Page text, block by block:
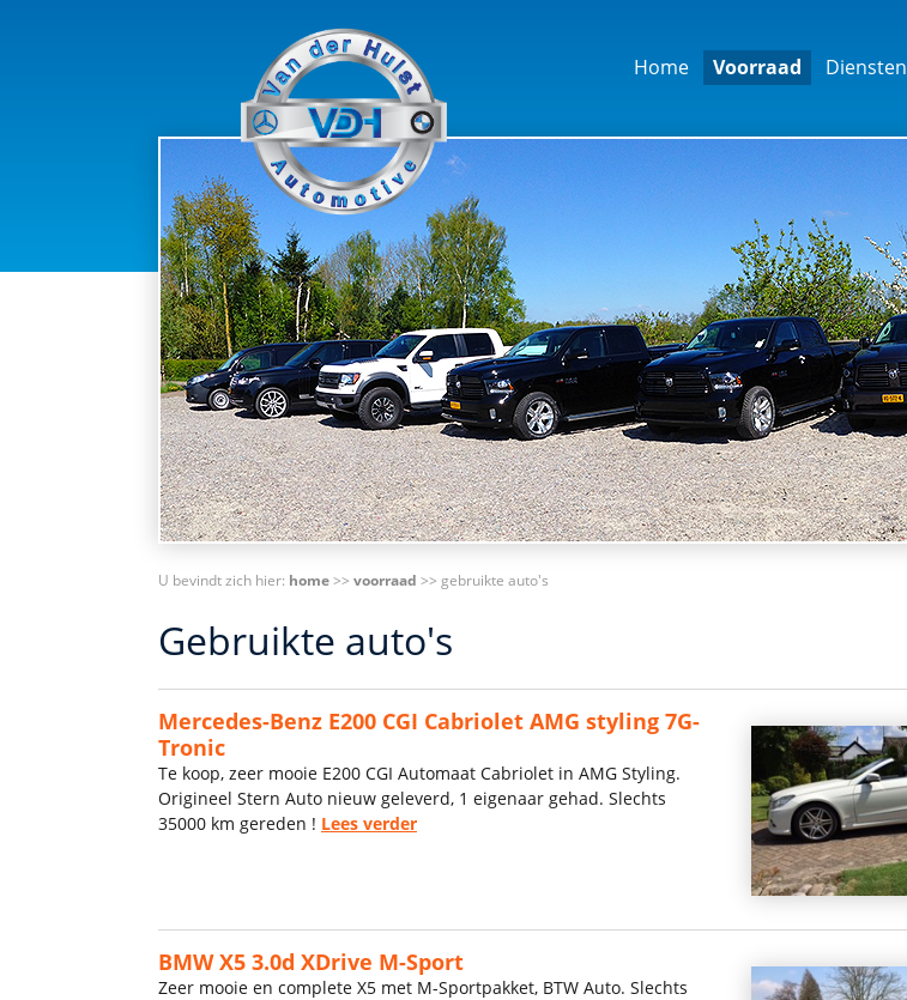
Home Voorraad Diensten
U bevindt zich hier: home>> voorraad >> gebruikte auto's
Gebruikte auto's
Mercedes-Benz E200 CGI Cabriolet AMG styling 7G-
Tronic
Te koop, zeer mooie E200 CGI Automaat Cabriolet in AMG Styling.
Origineel Stern Auto nieuw geleverd, 1 eigenaar gehad. Slechts
35000 km gereden ! Lees verder
BMW X5 3.0d XDrive M-Sport
Zeer mooie en complete X5 met M-Sportpakket, BTW Auto. Slechts